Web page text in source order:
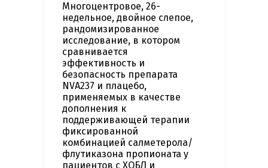
Многоцентровое, 26-
недельное, двойное слепое,
рандомизированное
исследование, в котором
сравнивается
эффективность и
безопасность препарата
NVA237 и плацебо,
применяемых в качестве
дополнения к
поддерживающей терапии
фиксированной
комбинацией салметерола/
флутиказона пропионата у
пациентов с ХОБЛ и